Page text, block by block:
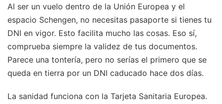
Al ser un vuelo dentro de la Unión Europea y el
espacio Schengen, no necesitas pasaporte si tienes tu
DNI en vigor. Esto facilita mucho las cosas. Eso sí,
comprueba siempre la validez de tus documentos.
Parece una tontería, pero no serías el primero que se
queda en tierra por un DNI caducado hace dos días.
La sanidad funciona con la Tarjeta Sanitaria Europea.